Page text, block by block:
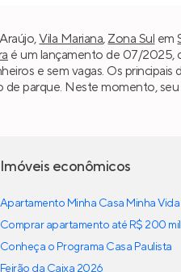
Vila Mariana, Zona Sul em
é um lançamento de 07/2025,
e sem vagas. Os
parque. Neste momento,
Imóveis econômicos
Apartamento Minha Casa Minha Vida
Comprar apartamento até R$ 200 mil
Conheça o Programa Casa Paulista
Feirão da Caixa 2026